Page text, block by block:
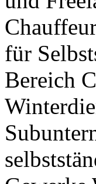
für
Bereich